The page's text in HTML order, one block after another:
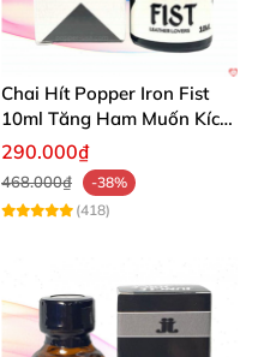
Chai Hít Popper Iron Fist
10ml Tăng Ham Muốn Kích
Thích Mạnh
290.000₫
468.000₫
-38%
(418)